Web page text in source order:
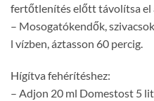
fertőtlenítés előtt távolítsa el
– Mosogatókendők,
l vízben, áztasson 60 percig.
Hígítva fehérítéshez:
– Adjon 20 ml Domestost 5